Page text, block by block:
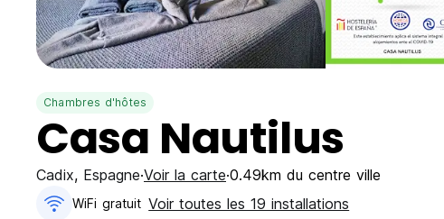
Chambres d'hôtes
Casa Nautilus
Cadix, Espagne Voir la carte 0.49km du centre ville
WiFi gratuit Voir toutes les 19 installations